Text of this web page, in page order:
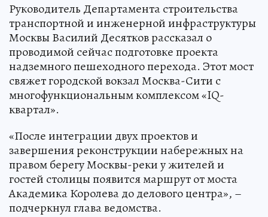
Руководитель Департамента строительства
транспортной и инженерной инфраструктуры
Москвы Василий Десятков рассказал о
проводимой сейчас подготовке проекта
надземного пешеходного перехода. Этот мост
свяжет городской вокзал Москва-Сити с
многофункциональным комплексом «IQ-
квартал».
«После интеграции двух проектов и
завершения реконструкции набережных на
правом берегу Москвы-реки у жителей и
гостей столицы появится маршрут от моста
Академика Королева до делового центра», –
подчеркнул глава ведомства.